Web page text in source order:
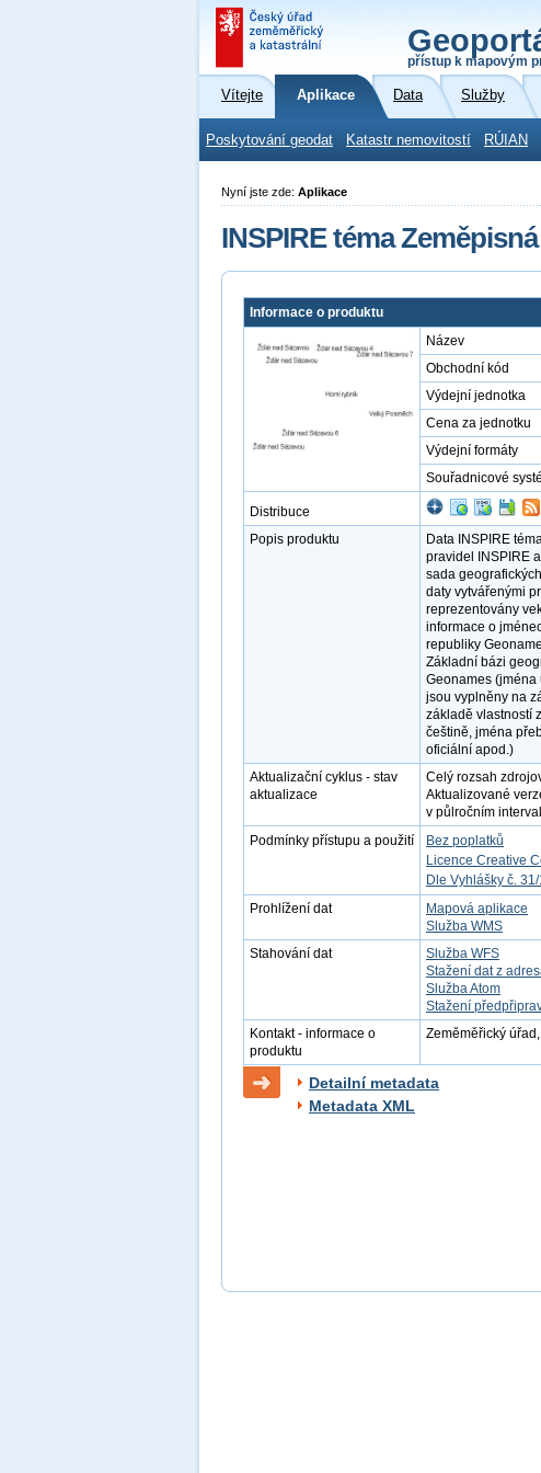
přístup k mapovým
Vítejte Aplikace Data Služby
Poskytování geodat Katastr nemovitostí RÚIAN
Nyní jste zde: Aplikace
INSPIRE téma
Informace o produktu
Název
Obchodní kód
Výdejní jednotka
Cena za jednotku
Výdejní formáty
Souřadnicové
Distribuce
Popis produktu
Data INSPIRE
pravidel INSPIRE
sada
daty vytvářenými
reprezentovány
informace o
republiky
Základní bázi
Geonames (jména
jsou vyplněny na
základě vlastností
češtině, jména
oficiální apod.)
Aktualizační cyklus - stav
aktualizace
Celý rozsah
Aktualizované
v půlročním
Podmínky přístupu a použití
Bez poplatků
Licence Creative
Dle Vyhlášky č.
Prohlížení dat
Mapová aplikace
Služba WMS
Stahování dat
Služba WFS
Stažení dat z
Služba Atom
Stažení
Kontakt - informace o
produktu
Zeměměřický
Detailní metadata
Metadata XML